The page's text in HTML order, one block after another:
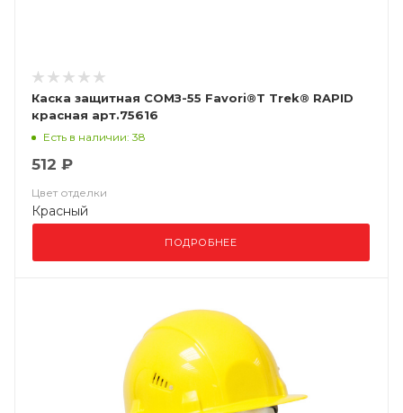
Каска защитная СОМЗ-55 Favori®Т Trek® RAPID
красная арт.75616
Есть в наличии: 38
512 ₽
Цвет отделки
Красный
ПОДРОБНЕЕ